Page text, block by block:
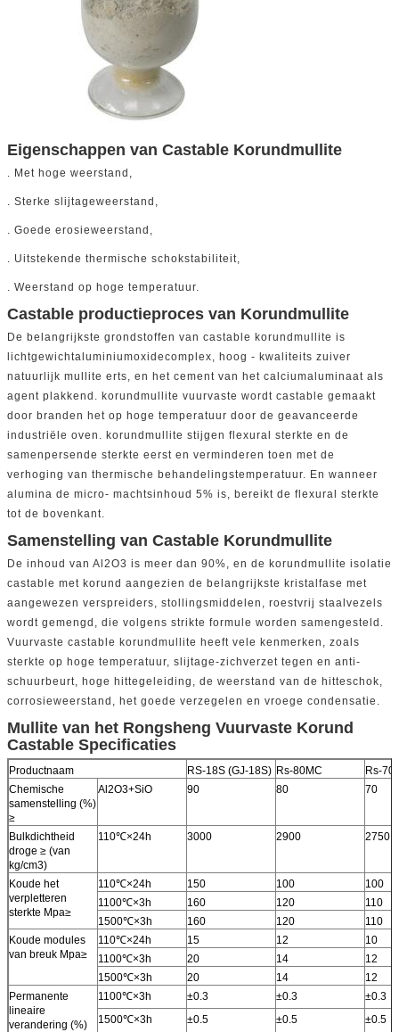
Eigenschappen van Castable Korundmullite
. Met hoge weerstand,
. Sterke slijtageweerstand,
. Goede erosieweerstand,
. Uitstekende thermische schokstabiliteit,
. Weerstand op hoge temperatuur.
Castable productieproces van Korundmullite
De belangrijkste grondstoffen van castable korundmullite is
lichtgewichtaluminiumoxidecomplex, hoog - kwaliteits zuiver
natuurlijk mullite erts, en het cement van het calciumaluminaat als
agent plakkend. korundmullite vuurvaste wordt castable gemaakt
door branden het op hoge temperatuur door de geavanceerde
industriële oven. korundmullite stijgen flexural sterkte en de
samenpersende sterkte eerst en verminderen toen met de
verhoging van thermische behandelingstemperatuur. En wanneer
alumina de micro- machtsinhoud 5% is, bereikt de flexural sterkte
tot de bovenkant.
Samenstelling van Castable Korundmullite
De inhoud van Al2O3 is meer dan 90%, en de korundmullite isolatie
castable met korund aangezien de belangrijkste kristalfase met
aangewezen verspreiders, stollingsmiddelen, roestvrij staalvezels
wordt gemengd, die volgens strikte formule worden samengesteld.
Vuurvaste castable korundmullite heeft vele kenmerken, zoals
sterkte op hoge temperatuur, slijtage-zichverzet tegen en anti-
schuurbeurt, hoge hittegeleiding, de weerstand van de hitteschok,
corrosieweerstand, het goede verzegelen en vroege condensatie.
Mullite van het Rongsheng Vuurvaste Korund
Castable Specificaties
Productnaam RS-18S (GJ-18S) Rs-80MC
Rs-
Chemische
samenstelling (%)
≥
Al2O3+SiO 90 80 70
Bulkdichtheid
droge ≥ (van
kg/cm3)
110℃×24h 3000 2900 2750
Koude het
verpletteren
sterkte Mpa≥
110℃×24h 150 100
100
1100℃×3h
160 120
110
1500℃×3h
160 120
110
Koude modules
van breuk Mpa≥
110℃×24h 15 12
10
1100℃×3h
20 14
12
1500℃×3h
20 14
12
Permanente
lineaire
verandering (%)
1100℃×3h ±0.3 ±0.3
±0.3
1500℃×3h
±0.5 ±0.5
±0.5